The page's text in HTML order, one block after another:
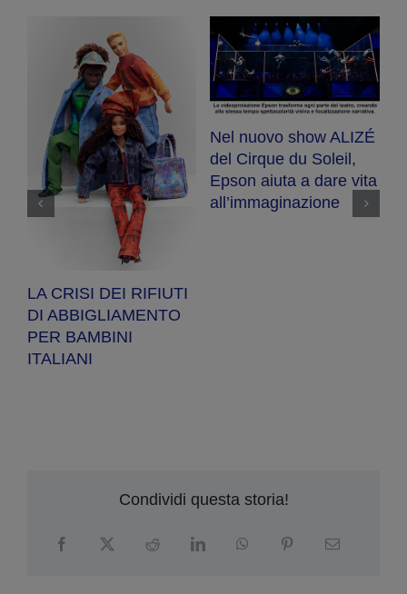
LA CRISI DEI RIFIUTI
DI ABBIGLIAMENTO
PER BAMBINI
ITALIANI
Nel nuovo show ALIZÉ
del Cirque du Soleil,
Epson aiuta a dare vita
all’immaginazione
Condividi questa storia!